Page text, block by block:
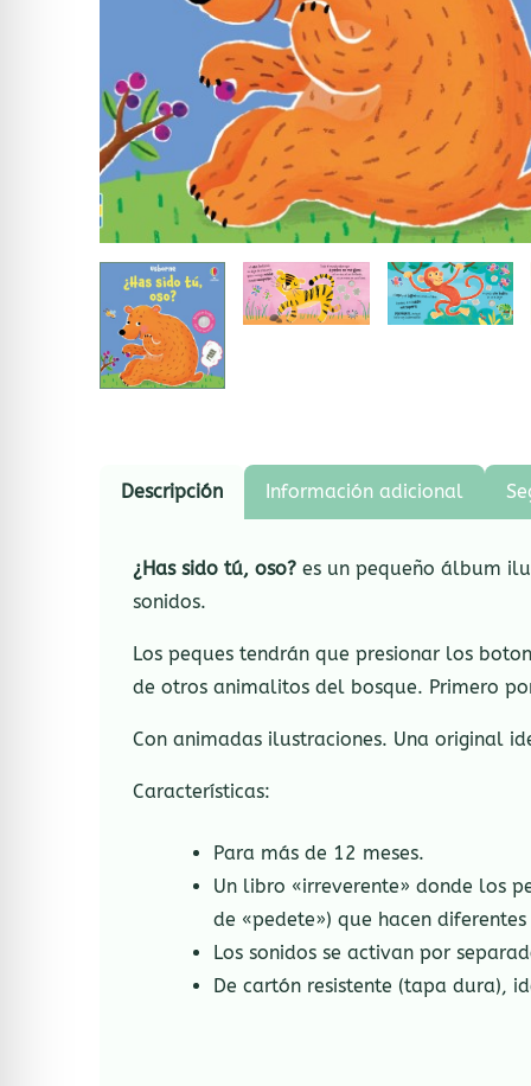
Descripción Información adicional
¿Has sido tú, oso? es un pequeño álbum
sonidos.
Los peques tendrán que presionar los
de otros animalitos del bosque. Primero
Con animadas ilustraciones. Una original
Características:
Para más de 12 meses.
Un libro «irreverente» donde los
de «pedete») que hacen
Los sonidos se activan por
De cartón resistente (tapa dura),